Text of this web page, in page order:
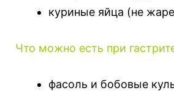
куриные яйца (не
Что можно есть при
фасоль и бобовые